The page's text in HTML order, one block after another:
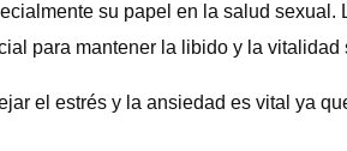
su papel en la salud sexual.
para mantener la libido y la vitalidad
el estrés y la ansiedad es vital ya